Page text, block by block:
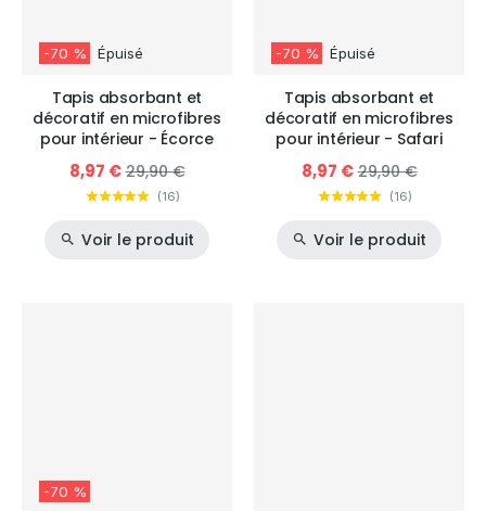
-70 % Épuisé
Tapis absorbant et
décoratif en microfibres
pour intérieur - Écorce
8,97 € 29,90 €
(16)
Voir le produit
-70 % Épuisé
Tapis absorbant et
décoratif en microfibres
pour intérieur - Safari
8,97 € 29,90 €
(16)
Voir le produit
-70 %